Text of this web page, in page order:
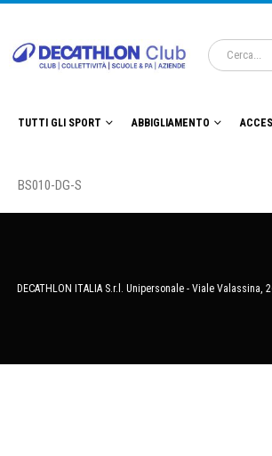
TUTTI GLI SPORT ABBIGLIAMENTO
BS010-DG-S
DECATHLON ITALIA S.r.l. Unipersonale - Viale Valassina,